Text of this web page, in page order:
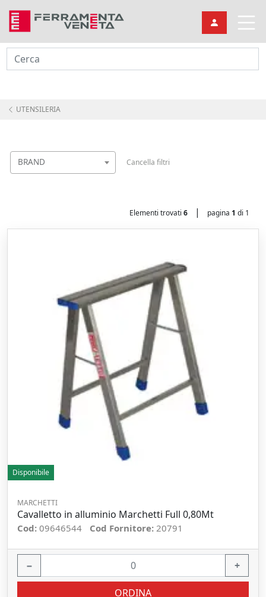
Cerca
UTENSILERIA
BRAND Cancella filtri
Elementi trovati 6 | pagina 1 di 1
Disponibile
MARCHETTI
Cavalletto in alluminio Marchetti Full 0,80Mt
Cod: 09646544 Cod Fornitore: 20791
− +
ORDINA